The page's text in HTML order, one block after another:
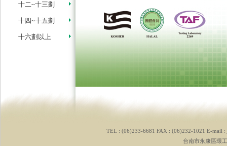
十二~十三劃
十四~十五劃
十六劃以上
TEL : (06)233-6681 FAX : (06)232-1021 E-mail :
台南市永康區環